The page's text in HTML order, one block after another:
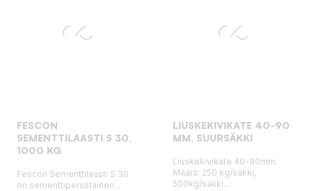
FESCON
SEMENTTILAASTI S 30,
1000 KG
Fescon Sementtilaasti S 30
on sementtiperustainen...
LIUSKEKIVIKATE 40-90
MM, SUURSÄKKI
Liuskekivikate 40-90mm.
Määrä: 250 kg/säkki,
500kg/säkki...